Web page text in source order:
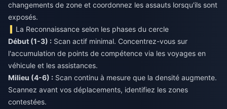
changements de zone et coordonnez les assauts lorsqu'ils sont
exposés.
La Reconnaissance selon les phases du cercle
Début (1-3) : Scan actif minimal. Concentrez-vous sur
l'accumulation de points de compétence via les voyages en
Milieu (4-6) : Scan continu à mesure que la densité augmente.
Scannez avant vos déplacements, identifiez les zones